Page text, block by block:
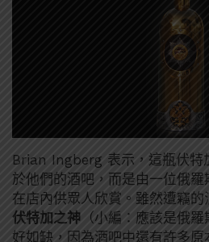
Brian Ingberg 表示，這瓶伏特
於他們的酒吧，而是由一位俄
在店內供眾人欣賞。雖然遭竊
伏特加之神 （小編：應該是俄
好如缺，因為酒吧中還有許多